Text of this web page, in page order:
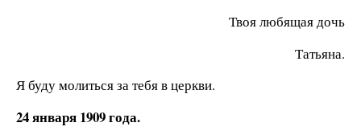
Твоя любящая дочь
Татьяна.
Я буду молиться за тебя в церкви.
24 января 1909 года.